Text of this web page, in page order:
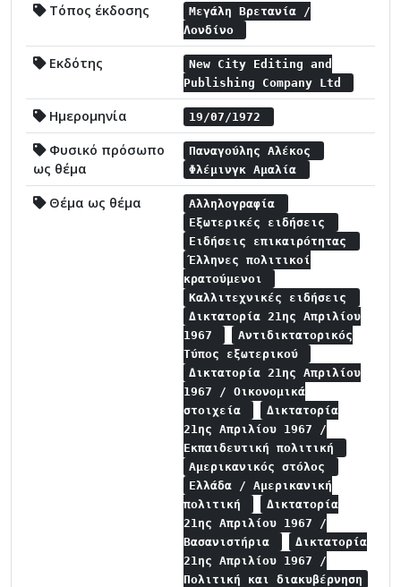
Τόπος έκδοσης
Μεγάλη Βρετανία /
Λονδίνο
Εκδότης
New City Editing and
Publishing Company Ltd
Ημερομηνία 19/07/1972
Φυσικό πρόσωπο
ως θέμα
Παναγούλης Αλέκος
Φλέμινγκ Αμαλία
Θέμα ως θέμα
Αλληλογραφία
Εξωτερικές ειδήσεις
Ειδήσεις επικαιρότητας
Έλληνες πολιτικοί
κρατούμενοι
Καλλιτεχνικές ειδήσεις
Δικτατορία 21ης Απριλίου
1967
Αντιδικτατορικός
Τύπος εξωτερικού
Δικτατορία 21ης Απριλίου
1967 / Οικονομικά
στοιχεία
Δικτατορία
21ης Απριλίου 1967 /
Εκπαιδευτική πολιτική
Αμερικανικός στόλος
Ελλάδα / Αμερικανική
πολιτική
Δικτατορία
21ης Απριλίου 1967 /
Βασανιστήρια
Δικτατορία
21ης Απριλίου 1967 /
Πολιτική και διακυβέρνηση